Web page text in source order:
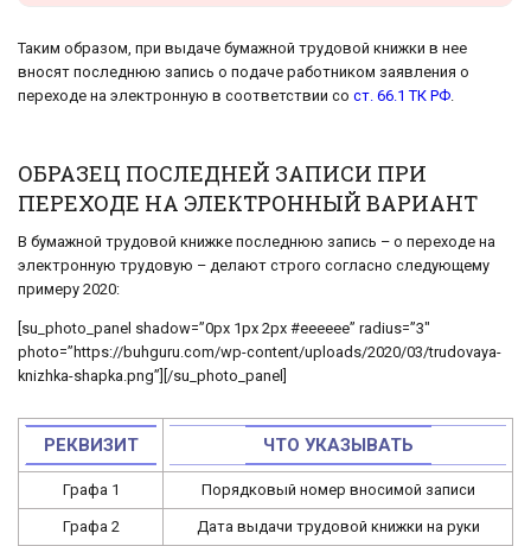
Таким образом, при выдаче бумажной трудовой книжки в нее
вносят последнюю запись о подаче работником заявления о
переходе на электронную в соответствии со ст. 66.1 ТК РФ.
ОБРАЗЕЦ ПОСЛЕДНЕЙ ЗАПИСИ ПРИ
ПЕРЕХОДЕ НА ЭЛЕКТРОННЫЙ ВАРИАНТ
В бумажной трудовой книжке последнюю запись – о переходе на
электронную трудовую – делают строго согласно следующему
примеру 2020:
[su_photo_panel shadow=”0px 1px 2px #eeeeee” radius=”3″
photo=”https://buhguru.com/wp-content/uploads/2020/03/trudovaya-
knizhka-shapka.png”][/su_photo_panel]
РЕКВИЗИТ ЧТО УКАЗЫВАТЬ
Графа 1 Порядковый номер вносимой записи
Графа 2 Дата выдачи трудовой книжки на руки